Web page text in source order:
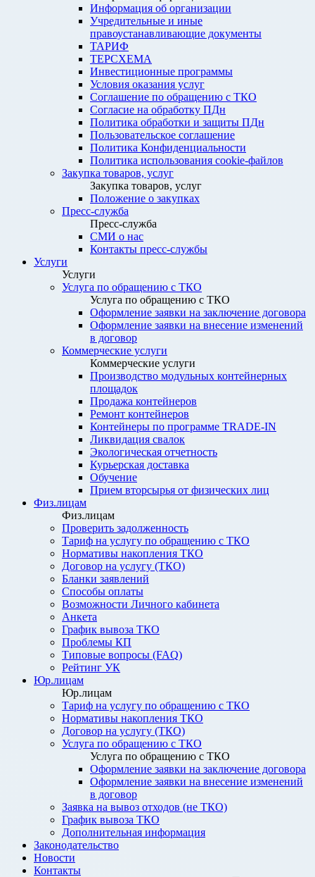
Информация об организации
Учредительные и иные
правоустанавливающие документы
ТАРИФ
ТЕРСХЕМА
Инвестиционные программы
Условия оказания услуг
Соглашение по обращению с ТКО
Согласие на обработку ПДн
Политика обработки и защиты ПДн
Пользовательское соглашение
Политика Конфиденциальности
Политика использования cookie-файлов
Закупка товаров, услуг
Закупка товаров, услуг
Положение о закупках
Пресс-служба
Пресс-служба
СМИ о нас
Контакты пресс-службы
Услуги
Услуги
Услуга по обращению с ТКО
Услуга по обращению с ТКО
Оформление заявки на заключение договора
Оформление заявки на внесение изменений
в договор
Коммерческие услуги
Коммерческие услуги
Производство модульных контейнерных
площадок
Продажа контейнеров
Ремонт контейнеров
Контейнеры по программе TRADE-IN
Ликвидация свалок
Экологическая отчетность
Курьерская доставка
Обучение
Прием вторсырья от физических лиц
Физ.лицам
Физ.лицам
Проверить задолженность
Тариф на услугу по обращению с ТКО
Нормативы накопления ТКО
Договор на услугу (ТКО)
Бланки заявлений
Способы оплаты
Возможности Личного кабинета
Анкета
График вывоза ТКО
Проблемы КП
Типовые вопросы (FAQ)
Рейтинг УК
Юр.лицам
Юр.лицам
Тариф на услугу по обращению с ТКО
Нормативы накопления ТКО
Договор на услугу (ТКО)
Услуга по обращению с ТКО
Услуга по обращению с ТКО
Оформление заявки на заключение договора
Оформление заявки на внесение изменений
в договор
Заявка на вывоз отходов (не ТКО)
График вывоза ТКО
Дополнительная информация
Законодательство
Новости
Контакты